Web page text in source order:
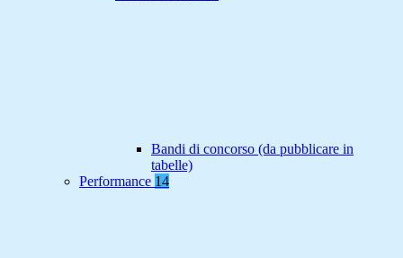
Bandi di concorso (da pubblicare in
tabelle)
Performance 14